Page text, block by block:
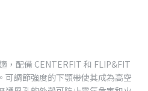
，配備 CENTERFIT 和 FLIP&FIT
可調節強度的下顎帶使其成為高空